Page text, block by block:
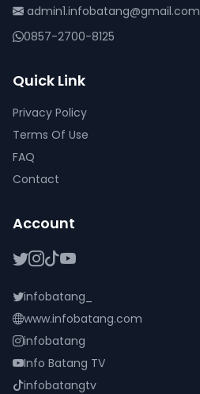
admin1.infobatang@gmail.com
0857-2700-8125
Quick Link
Privacy Policy
Terms Of Use
FAQ
Contact
Account
infobatang_
www.infobatang.com
infobatang
Info Batang TV
infobatangtv